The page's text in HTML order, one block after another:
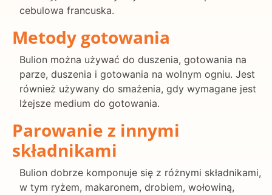
cebulowa francuska.
Metody gotowania
Bulion można używać do duszenia, gotowania na
parze, duszenia i gotowania na wolnym ogniu. Jest
również używany do smażenia, gdy wymagane jest
lżejsze medium do gotowania.
Parowanie z innymi
składnikami
Bulion dobrze komponuje się z różnymi składnikami,
w tym ryżem, makaronem, drobiem, wołowiną,